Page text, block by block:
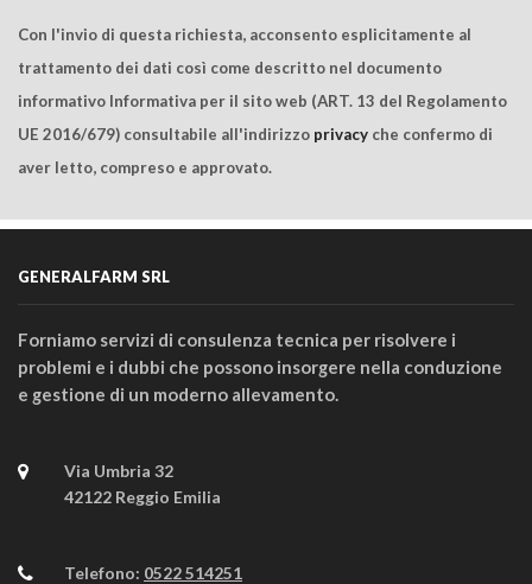
Con l'invio di questa richiesta, acconsento esplicitamente al
trattamento dei dati così come descritto nel documento
informativo Informativa per il sito web (ART. 13 del Regolamento
UE 2016/679) consultabile all'indirizzo privacy che confermo di
aver letto, compreso e approvato.
GENERALFARM SRL
Forniamo servizi di consulenza tecnica per risolvere i
problemi e i dubbi che possono insorgere nella conduzione
e gestione di un moderno allevamento.
Via Umbria 32
42122 Reggio Emilia
Telefono: 0522 514251